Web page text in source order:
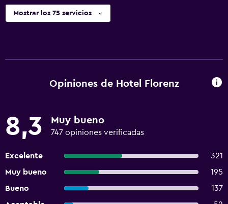
Mostrar los 75 servicios
Opiniones de Hotel Florenz
8,3 Muy bueno
747 opiniones verificadas
Excelente
321
Muy bueno
195
Bueno
137